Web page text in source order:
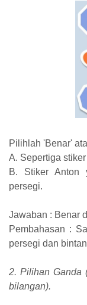
Pilihlah 'Benar'
A. Sepertiga
B. Stiker Anton
persegi.
Jawaban : Benar
Pembahasan :
persegi dan
2. Pilihan Ganda
bilangan).